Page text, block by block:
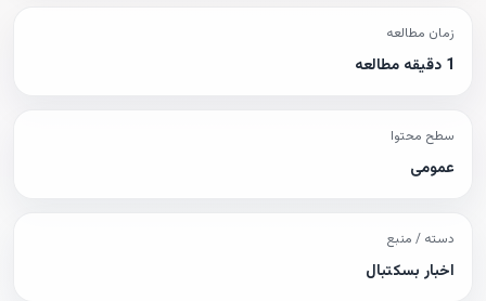
زمان مطالعه
1 دقیقه مطالعه
سطح محتوا
عمومی
دسته / منبع
اخبار بسکتبال